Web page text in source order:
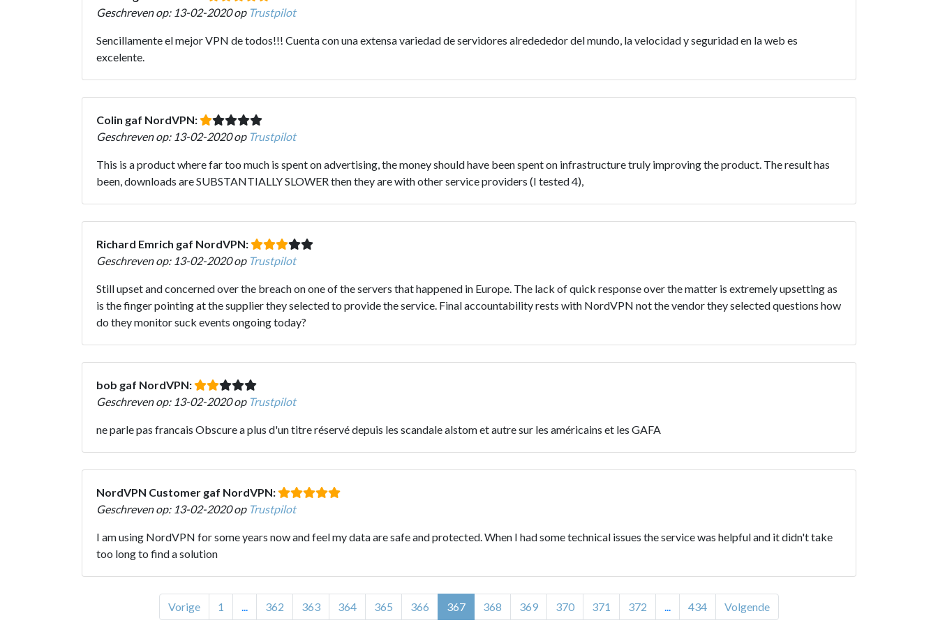
Geschreven op: 13-02-2020 op Trustpilot
Sencillamente el mejor VPN de todos!!! Cuenta con una extensa variedad de servidores alredededor del mundo, la velocidad y seguridad en la web es
excelente.
Colin gaf NordVPN:
Geschreven op: 13-02-2020 op Trustpilot
This is a product where far too much is spent on advertising, the money should have been spent on infrastructure truly improving the product. The result has
been, downloads are SUBSTANTIALLY SLOWER then they are with other service providers (I tested 4),
Richard Emrich gaf NordVPN:
Geschreven op: 13-02-2020 op Trustpilot
Still upset and concerned over the breach on one of the servers that happened in Europe. The lack of quick response over the matter is extremely upsetting as
is the finger pointing at the supplier they selected to provide the service. Final accountability rests with NordVPN not the vendor they selected questions how
do they monitor suck events ongoing today?
bob gaf NordVPN:
Geschreven op: 13-02-2020 op Trustpilot
ne parle pas francais Obscure a plus d'un titre réservé depuis les scandale alstom et autre sur les américains et les GAFA
NordVPN Customer gaf NordVPN:
Geschreven op: 13-02-2020 op Trustpilot
I am using NordVPN for some years now and feel my data are safe and protected. When I had some technical issues the service was helpful and it didn't take
too long to find a solution
Vorige 1 362 363 364 365 366 367 368 369 370 371 372 434 Volgende